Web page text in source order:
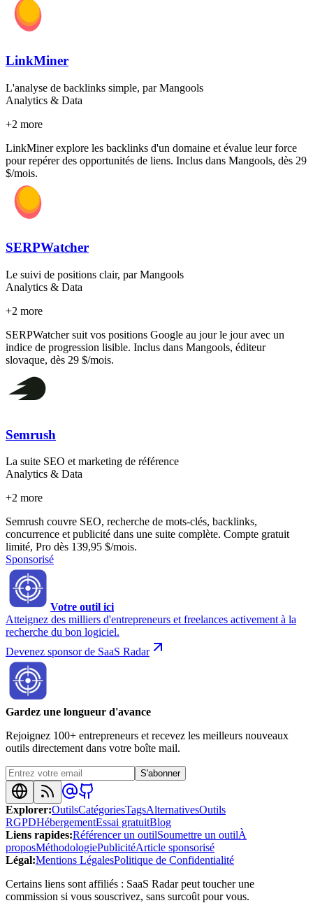
LinkMiner
L'analyse de backlinks simple, par Mangools
Analytics & Data
+2 more
LinkMiner explore les backlinks d'un domaine et évalue leur force
pour repérer des opportunités de liens. Inclus dans Mangools, dès 29
$/mois.
SERPWatcher
Le suivi de positions clair, par Mangools
Analytics & Data
+2 more
SERPWatcher suit vos positions Google au jour le jour avec un
indice de progression lisible. Inclus dans Mangools, éditeur
slovaque, dès 29 $/mois.
Semrush
La suite SEO et marketing de référence
Analytics & Data
+2 more
Semrush couvre SEO, recherche de mots-clés, backlinks,
concurrence et publicité dans une suite complète. Compte gratuit
limité, Pro dès 139,95 $/mois.
Sponsorisé
Votre outil ici
Atteignez des milliers d'entrepreneurs et freelances activement à la
recherche du bon logiciel.
Devenez sponsor de SaaS Radar
Gardez une longueur d'avance
Rejoignez 100+ entrepreneurs et recevez les meilleurs nouveaux
outils directement dans votre boîte mail.
S'abonner
Explorer:OutilsCatégoriesTagsAlternativesOutils
RGPDHébergementEssai gratuitBlog
Liens rapides:Référencer un outilSoumettre un outilÀ
proposMéthodologiePublicitéArticle sponsorisé
Légal:Mentions LégalesPolitique de Confidentialité
Certains liens sont affiliés : SaaS Radar peut toucher une
commission si vous souscrivez, sans surcoût pour vous.